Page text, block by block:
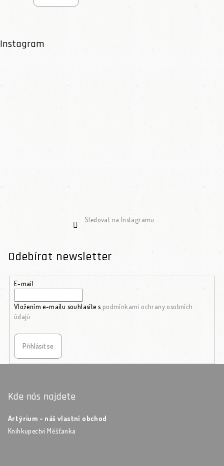
Instagram
Sledovat na Instagramu
Odebírat newsletter
E-mail
Vložením e-mailu souhlasíte s podmínkami ochrany osobních
údajů
Přihlásit se
Kde nás najdete
Artýrium - náš vlastní obchod
Knihkupectví Měšťanka